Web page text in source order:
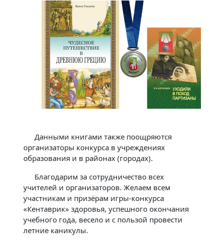
Данными книгами также поощряются
организаторы конкурса в учреждениях
образования и в районах (городах).
Благодарим за сотрудничество всех
учителей и организаторов. Желаем всем
участникам и призёрам игры-конкурса
«Кентаврик» здоровья, успешного окончания
учебного года, весело и с пользой провести
летние каникулы.